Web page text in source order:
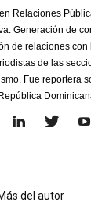
Relaciones
Generación de
de relaciones con
de las
Fue reportera
del autor